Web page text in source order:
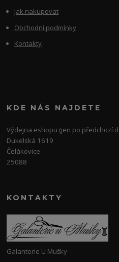
Jak nakupovat
Obchodní podmínky
Kontakty
KDE NÁS NAJDETE
Výdejna eshopu (jen po předchozí
Dukelská 1619
Čelákovice
25088
KONTAKTY
Galanterie U Mušky